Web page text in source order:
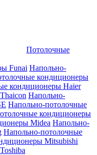
Потолочные
Funai Напольно-
кондиционеры
кондиционеры Haier
Напольно-
Напольно-потолочные
кондиционеры
Midea Напольно-
Напольно-потолочные
Mitsubishi